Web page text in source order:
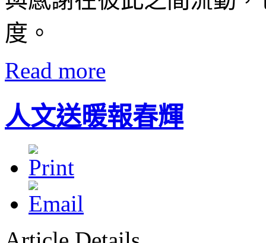
度。
Read more
人文送暖報春輝